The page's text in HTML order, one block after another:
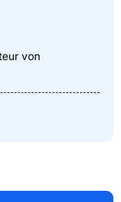
von